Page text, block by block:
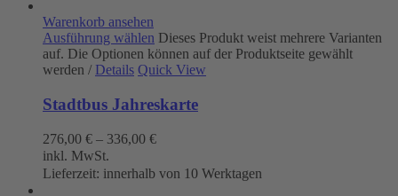
Warenkorb ansehen
Ausführung wählen Dieses Produkt weist mehrere Varianten
auf. Die Optionen können auf der Produktseite gewählt
werden / Details Quick View
Stadtbus Jahreskarte
276,00 € – 336,00 €
inkl. MwSt.
Lieferzeit: innerhalb von 10 Werktagen